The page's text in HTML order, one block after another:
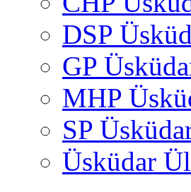
DSP
GP
MHP
SP
Üsküdar